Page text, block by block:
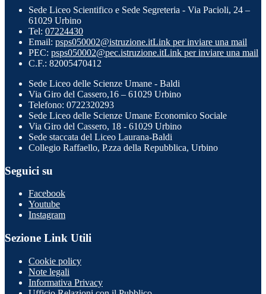
Sede Liceo Scientifico e Sede Segreteria - Via Pacioli, 24 –
61029 Urbino
Tel: 07224430
Email: psps050002@istruzione.itLink per inviare una mail
PEC: psps050002@pec.istruzione.itLink per inviare una mail
C.F.: 82005470412
Sede Liceo delle Scienze Umane - Baldi
Via Giro del Cassero,16 – 61029 Urbino
Telefono: 0722320293
Sede Liceo delle Scienze Umane Economico Sociale
Via Giro del Cassero, 18 - 61029 Urbino
Sede staccata del Liceo Laurana-Baldi
Collegio Raffaello, P.zza della Repubblica, Urbino
Seguici su
Facebook
Youtube
Instagram
Sezione Link Utili
Cookie policy
Note legali
Informativa Privacy